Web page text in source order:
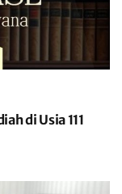
di Usia 111